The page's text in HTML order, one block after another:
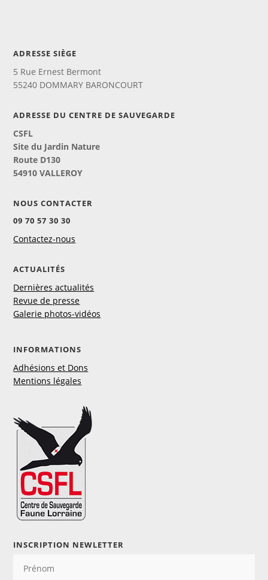
ADRESSE SIÈGE
5 Rue Ernest Bermont
55240 DOMMARY BARONCOURT
ADRESSE DU CENTRE DE SAUVEGARDE
CSFL
Site du Jardin Nature
Route D130
54910 VALLEROY
NOUS CONTACTER
09 70 57 30 30
Contactez-nous
ACTUALITÉS
Dernières actualités
Revue de presse
Galerie photos-vidéos
INFORMATIONS
Adhésions et Dons
Mentions légales
INSCRIPTION NEWLETTER